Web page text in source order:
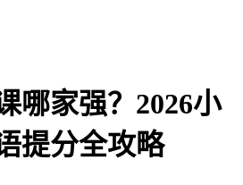
哪家强？2026小
提分全攻略